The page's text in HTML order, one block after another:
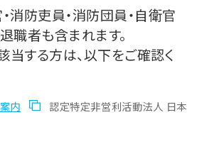
消防吏員・消防団員・自衛官
職者も含まれます。
当する方は、以下をご確認く
内
認定特定非営利活動法人 日本